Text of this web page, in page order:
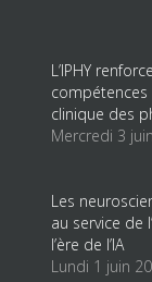
L’IPHY
clinique des
Mercredi 3
Les
au service de
l’ère de l’IA
Lundi 1 juin